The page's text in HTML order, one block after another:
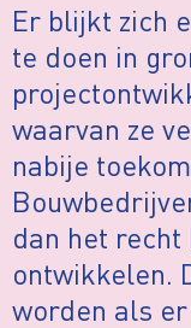
Er blijkt zich
te doen in
waarvan ze
nabije
dan het recht
ontwikkelen.
worden als